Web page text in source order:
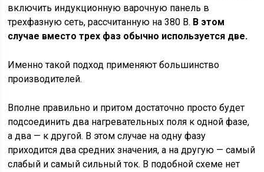
включить индукционную варочную панель в
трехфазную сеть, рассчитанную на 380 В. В этом
случае вместо трех фаз обычно используется две.
Именно такой подход применяют большинство
производителей.
Вполне правильно и притом достаточно просто будет
подсоединить два нагревательных поля к одной фазе,
а два — к другой. В этом случае на одну фазу
приходится два средних значения, а на другую — самый
слабый и самый сильный ток. В подобной схеме нет